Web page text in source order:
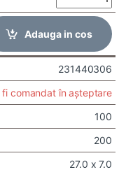
Adauga in cos
231440306
fi comandat în așteptare
100
200
27.0 x 7.0